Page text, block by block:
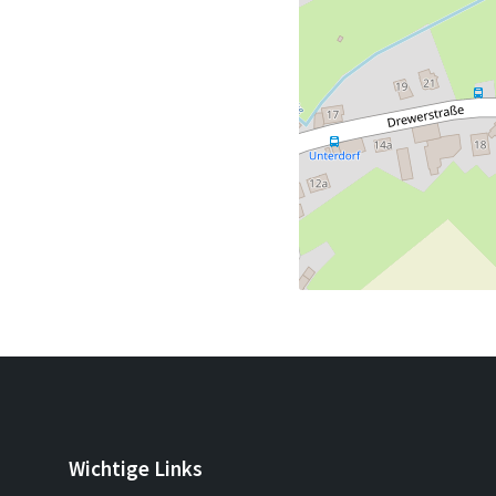
Wichtige Links